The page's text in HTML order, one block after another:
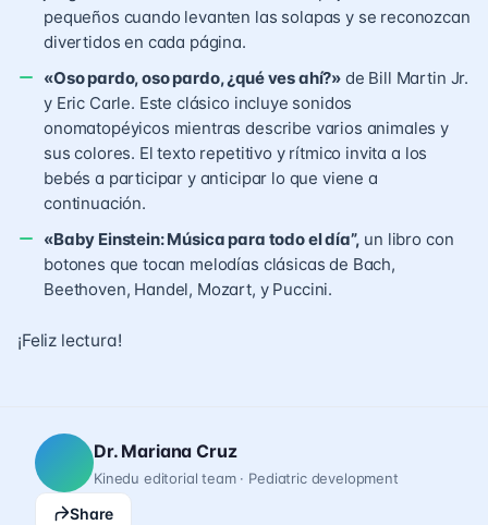
pequeños cuando levanten las solapas y se reconozcan
divertidos en cada página.
«Oso pardo, oso pardo, ¿qué ves ahí?» de Bill Martin Jr.
y Eric Carle. Este clásico incluye sonidos
onomatopéyicos mientras describe varios animales y
sus colores. El texto repetitivo y rítmico invita a los
bebés a participar y anticipar lo que viene a
continuación.
«Baby Einstein: Música para todo el día”, un libro con
botones que tocan melodías clásicas de Bach,
Beethoven, Handel, Mozart, y Puccini.
¡Feliz lectura!
Dr. Mariana Cruz
Kinedu editorial team · Pediatric development
Share